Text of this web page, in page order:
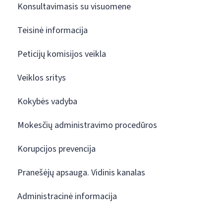
Konsultavimasis su visuomene
Teisinė informacija
Peticijų komisijos veikla
Veiklos sritys
Kokybės vadyba
Mokesčių administravimo procedūros
Korupcijos prevencija
Pranešėjų apsauga. Vidinis kanalas
Administracinė informacija